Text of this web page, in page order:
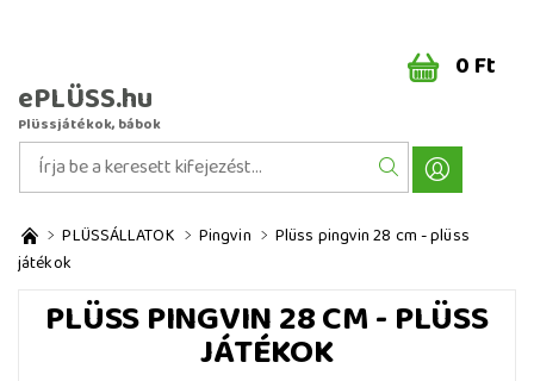
ePLÜSS.hu
Plüssjátékok, bábok
0 Ft
PLÜSSÁLLATOK Pingvin
Plüss pingvin 28 cm - plüss
játékok
PLÜSS PINGVIN 28 CM - PLÜSS
JÁTÉKOK